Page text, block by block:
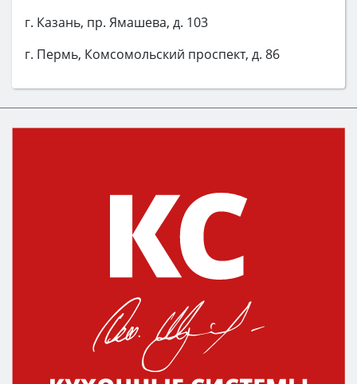
г. Казань, пр. Ямашева, д. 103
г. Пермь, Комсомольский проспект, д. 86